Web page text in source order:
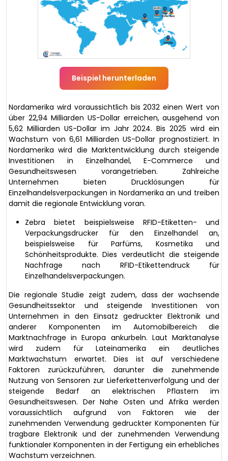
Beispiel herunterladen
Nordamerika wird voraussichtlich bis 2032 einen Wert von
über 22,94 Milliarden US-Dollar erreichen, ausgehend von
5,62 Milliarden US-Dollar im Jahr 2024. Bis 2025 wird ein
Wachstum von 6,61 Milliarden US-Dollar prognostiziert. In
Nordamerika wird die Marktentwicklung durch steigende
Investitionen in Einzelhandel, E-Commerce und
Gesundheitswesen vorangetrieben. Zahlreiche
Unternehmen bieten Drucklösungen für
Einzelhandelsverpackungen in Nordamerika an und treiben
damit die regionale Entwicklung voran.
Zebra bietet beispielsweise RFID-Etiketten- und
Verpackungsdrucker für den Einzelhandel an,
beispielsweise für Parfüms, Kosmetika und
Schönheitsprodukte. Dies verdeutlicht die steigende
Nachfrage nach RFID-Etikettendruck für
Einzelhandelsverpackungen.
Die regionale Studie zeigt zudem, dass der wachsende
Gesundheitssektor und steigende Investitionen von
Unternehmen in den Einsatz gedruckter Elektronik und
anderer Komponenten im Automobilbereich die
Marktnachfrage in Europa ankurbeln. Laut Marktanalyse
wird zudem für Lateinamerika ein deutliches
Marktwachstum erwartet. Dies ist auf verschiedene
Faktoren zurückzuführen, darunter die zunehmende
Nutzung von Sensoren zur Lieferkettenverfolgung und der
steigende Bedarf an elektrischen Pflastern im
Gesundheitswesen. Der Nahe Osten und Afrika werden
voraussichtlich aufgrund von Faktoren wie der
zunehmenden Verwendung gedruckter Komponenten für
tragbare Elektronik und der zunehmenden Verwendung
funktionaler Komponenten in der Fertigung ein erhebliches
Wachstum verzeichnen.